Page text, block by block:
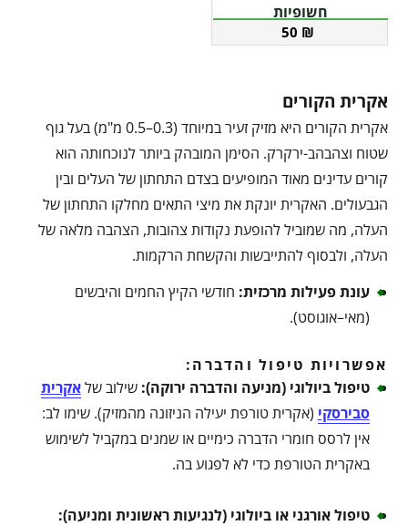
חשופיות
50 ₪
אקרית הקורים
אקרית הקורים היא מזיק זעיר במיוחד (0.3–0.5 מ"מ) בעל גוף
שטוח וצהבהב-ירקרק. הסימן המובהק ביותר לנוכחותה הוא
קורים עדינים מאוד המופיעים בצדם התחתון של העלים ובין
הגבעולים. האקרית יונקת את מיצי התאים מחלקו התחתון של
העלה, מה שמוביל להופעת נקודות צהובות, הצהבה מלאה של
העלה, ולבסוף להתייבשות והקשחת הרקמות.
עונת פעילות מרכזית: חודשי הקיץ החמים והיבשים
(מאי–אוגוסט).
אפשרויות טיפול והדברה:
טיפול ביולוגי (מניעה והדברה ירוקה): שילוב שלאקרית
סבירסקי (אקרית טורפת יעילה הניזונה מהמזיק). שימו לב:
אין לרסס חומרי הדברה כימיים או שמנים במקביל לשימוש
באקרית הטורפת כדי לא לפגוע בה.
טיפול אורגני או ביולוגי (לנגיעות ראשונית ומניעה):